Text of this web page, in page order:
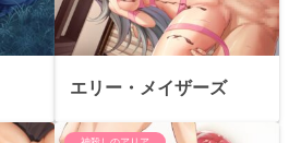
エリー・メイザーズ